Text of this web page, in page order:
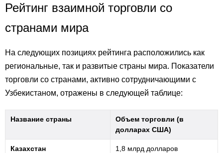
Рейтинг взаимной торговли со
странами мира
На следующих позициях рейтинга расположились как
региональные, так и развитые страны мира. Показатели
торговли со странами, активно сотрудничающими с
Узбекистаном, отражены в следующей таблице:
Название страны
Объем торговли (в
долларах США)
Казахстан 1,8 млрд долларов